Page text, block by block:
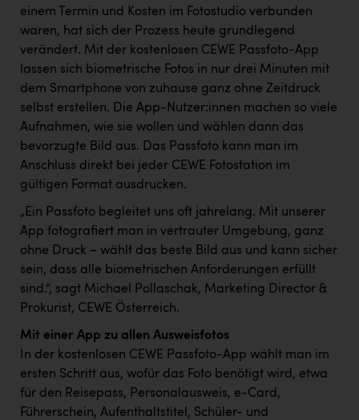
Karin Liedl
KEBA
KIWI Kinderwunsch Institut Dr. Loimer
KLIPP Frisör
Kleider Bauer
Kremsmüller Anlagenbau GmbH
Maximarkt
Oldtimer Raststationen und Motorhotels
Österreichischer Kachelofenverband
Orlen
Passage Linz
PEZ
PÜSPÖK
REMAX
einem Termin und Kosten im Fotostudio verbunden
waren, hat sich der Prozess heute grundlegend
verändert. Mit der kostenlosen CEWE Passfoto-App
lassen sich biometrische Fotos in nur drei Minuten mit
dem Smartphone von zuhause ganz ohne Zeitdruck
selbst erstellen. Die App-Nutzer:innen machen so viele
Aufnahmen, wie sie wollen und wählen dann das
bevorzugte Bild aus. Das Passfoto kann man im
Anschluss direkt bei jeder CEWE Fotostation im
gültigen Format ausdrucken.
„ Ein Passfoto begleitet uns oft jahrelang. Mit unserer
App fotografiert man in vertrauter Umgebung, ganz
ohne Druck – wählt das beste Bild aus und kann sicher
sein, dass alle biometrischen Anforderungen erfüllt
sind.“, sagt Michael Pollaschak, Marketing Director &
Prokurist, CEWE Österreich.
Mit einer App zu allen Ausweisfotos
In der kostenlosen CEWE Passfoto-App wählt man im
ersten Schritt aus, wofür das Foto benötigt wird, etwa
für den Reisepass, Personalausweis, e-Card,
Führerschein, Aufenthaltstitel, Schüler- und